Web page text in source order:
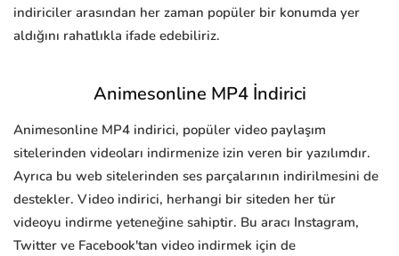
indiriciler arasından her zaman popüler bir konumda yer
aldığını rahatlıkla ifade edebiliriz.
Animesonline MP4 İndirici
Animesonline MP4 indirici, popüler video paylaşım
sitelerinden videoları indirmenize izin veren bir yazılımdır.
Ayrıca bu web sitelerinden ses parçalarının indirilmesini de
destekler. Video indirici, herhangi bir siteden her tür
videoyu indirme yeteneğine sahiptir. Bu aracı Instagram,
Twitter ve Facebook'tan video indirmek için de